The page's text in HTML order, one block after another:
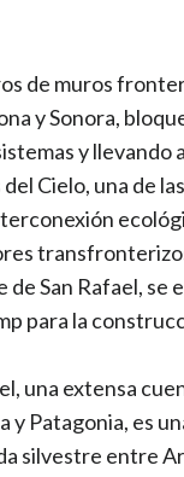
de muros
y Sonora,
y llevando
Cielo, una de
San Rafael, se
para la
una extensa
y Patagonia, es
silvestre entre